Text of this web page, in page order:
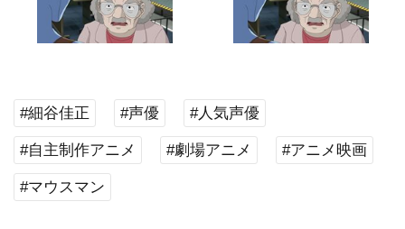
#細谷佳正 #声優 #人気声優
#自主制作アニメ #劇場アニメ #アニメ映画
#マウスマン